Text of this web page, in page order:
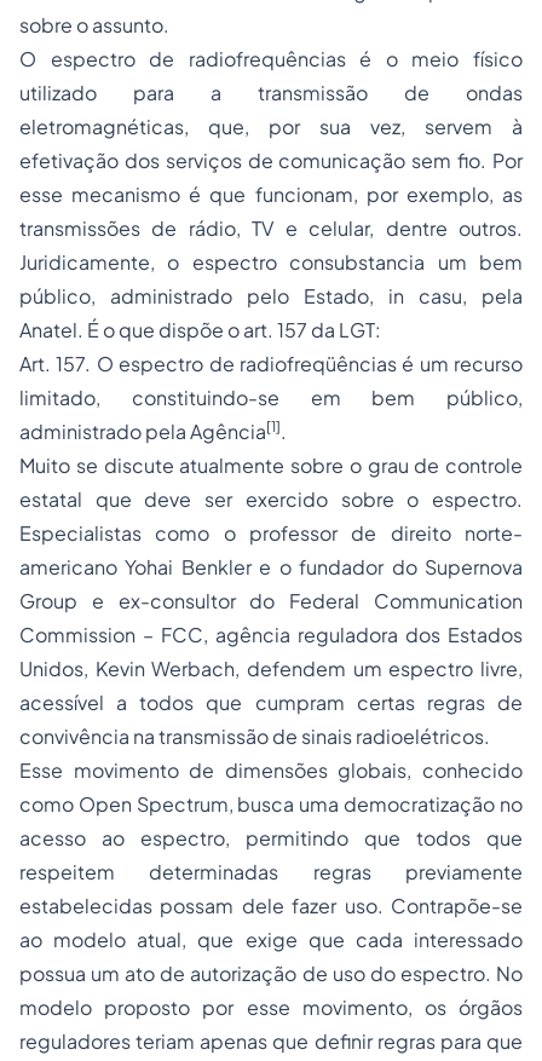
sobre o assunto.
O espectro de radiofrequências é o meio físico
utilizado para a transmissão de ondas
eletromagnéticas, que, por sua vez, servem à
efetivação dos serviços de comunicação sem fio. Por
esse mecanismo é que funcionam, por exemplo, as
transmissões de rádio, TV e celular, dentre outros.
Juridicamente, o espectro consubstancia um bem
público, administrado pelo Estado, in casu, pela
Anatel. É o que dispõe o art. 157 da LGT:
Art. 157. O espectro de radiofreqüências é um recurso
limitado, constituindo-se em bem público,
administrado pela Agência[1].
Muito se discute atualmente sobre o grau de controle
estatal que deve ser exercido sobre o espectro.
Especialistas como o professor de direito norte-
americano Yohai Benkler e o fundador do Supernova
Group e ex-consultor do Federal Communication
Commission – FCC, agência reguladora dos Estados
Unidos, Kevin Werbach, defendem um espectro livre,
acessível a todos que cumpram certas regras de
convivência na transmissão de sinais radioelétricos.
Esse movimento de dimensões globais, conhecido
como Open Spectrum, busca uma democratização no
acesso ao espectro, permitindo que todos que
respeitem determinadas regras previamente
estabelecidas possam dele fazer uso. Contrapõe-se
ao modelo atual, que exige que cada interessado
possua um ato de autorização de uso do espectro. No
modelo proposto por esse movimento, os órgãos
reguladores teriam apenas que definir regras para que